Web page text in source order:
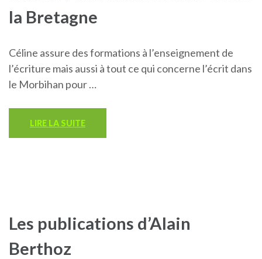
la Bretagne
Céline assure des formations à l’enseignement de
l’écriture mais aussi à tout ce qui concerne l’écrit dans
le Morbihan pour …
LIRE LA SUITE
Les publications d’Alain
Berthoz